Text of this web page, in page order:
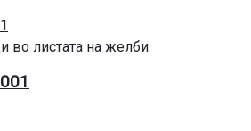
во листата на желби